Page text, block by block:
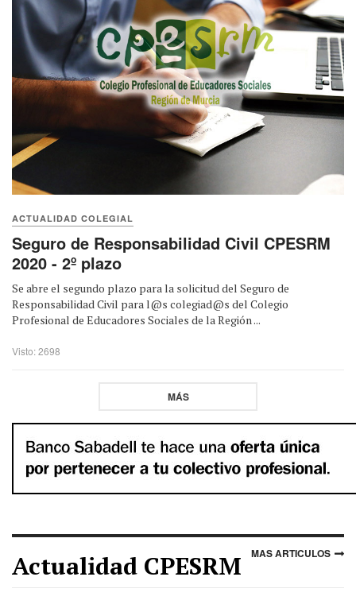
ACTUALIDAD COLEGIAL
Seguro de Responsabilidad Civil CPESRM
2020 - 2º plazo
Se abre el segundo plazo para la solicitud del Seguro de
Responsabilidad Civil para l@s colegiad@s del Colegio
Profesional de Educadores Sociales de la Región ...
Visto: 2698
MÁS
Actualidad CPESRM MAS ARTICULOS